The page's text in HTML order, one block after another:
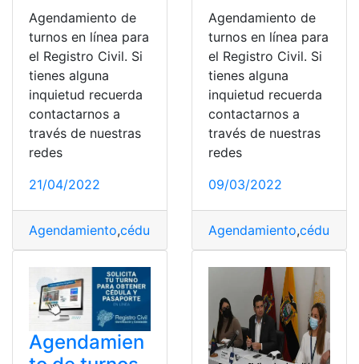
Agendamiento de
turnos en línea para
el Registro Civil. Si
tienes alguna
inquietud recuerda
contactarnos a
través de nuestras
redes
21/04/2022
Agendamiento,cédula de identidad,Pasaporte,
Agendamiento de
turnos en línea para
el Registro Civil. Si
tienes alguna
inquietud recuerda
contactarnos a
través de nuestras
redes
09/03/2022
Agendamiento,cédula
Agendamien